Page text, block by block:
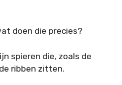
doen die precies?
spieren die, zoals de
ribben zitten.